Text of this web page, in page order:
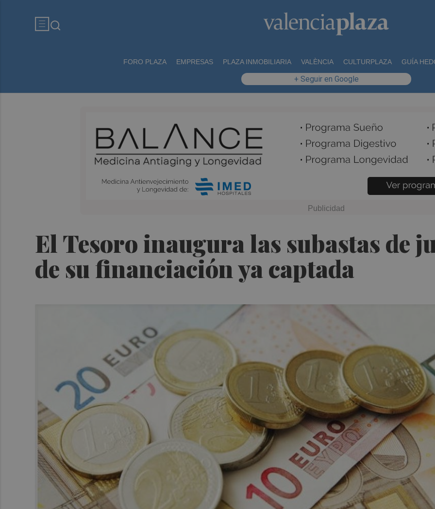
FORO PLAZA EMPRESAS PLAZA INMOBILIARIA VALÈNCIA CULTURPLAZA GUÍA
+ Seguir en Google
El Tesoro inaugura las subastas de
de su financiación ya captada